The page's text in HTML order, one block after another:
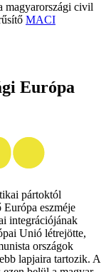
magyarországi civil
MACI
Európa
pártoktól
eszméje
integrációjának
Unió létrejötte,
országok
lapjaira tartozik. A